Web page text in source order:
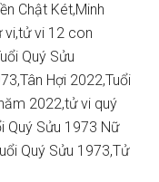
Chật Két,Minh
vi,tử vi 12 con
Quý Sửu
Hợi 2022,Tuổi
2022,tử vi quý
Quý Sửu 1973 Nữ
Quý Sửu 1973,Tử